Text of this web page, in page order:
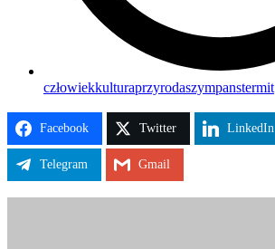
człowiekkulturaprzyrodaszympanstermit
Facebook Twitter LinkedIn
Telegram Gmail